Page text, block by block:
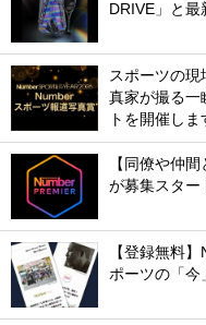
DRIVE」と
スポーツの現
真家が撮る一
トを開催しま
【同僚や仲
が募集スター
【登録無料
ポーツの「今